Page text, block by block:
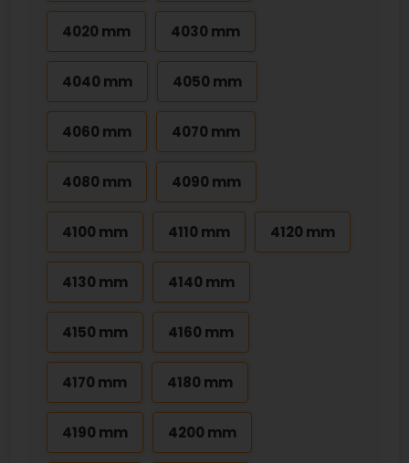
4020 mm 4030 mm
4040 mm 4050 mm
4060 mm 4070 mm
4080 mm 4090 mm
4100 mm 4110 mm 4120 mm
4130 mm 4140 mm
4150 mm 4160 mm
4170 mm 4180 mm
4190 mm 4200 mm